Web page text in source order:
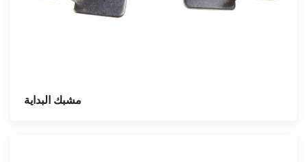
مشبك البداية